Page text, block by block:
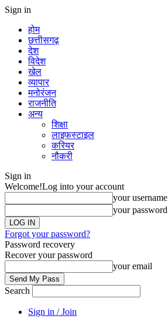
Sign in
होम
छत्तीसगढ़
देश
विदेश
खेल
व्यापार
मनोरंजन
राजनीति
अन्य
शिक्षा
लाइफस्टाइल
करियर
नौकरी
Sign in
Welcome!Log into your account
your username
your password
Forgot your password?
Password recovery
Recover your password
your email
Search
Sign in / Join